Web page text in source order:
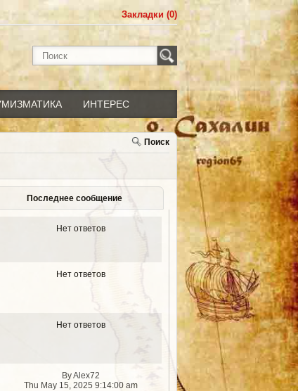
Закладки (0)
ИНТЕРЕС
Поиск
Последнее сообщение
Нет ответов
Нет ответов
Нет ответов
By Alex72
Thu May 15, 2025 9:14:00 am